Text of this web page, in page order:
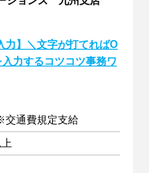
力】＼文字が打てればO
力するコツコツ事務ワ
通費規定支給